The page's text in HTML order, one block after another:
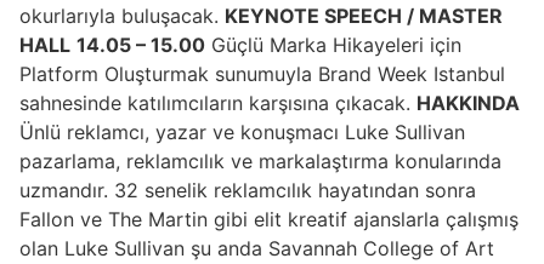
okurlarıyla buluşacak. KEYNOTE SPEECH / MASTER
HALL 14.05 – 15.00 Güçlü Marka Hikayeleri için
Platform Oluşturmak sunumuyla Brand Week Istanbul
sahnesinde katılımcıların karşısına çıkacak. HAKKINDA
Ünlü reklamcı, yazar ve konuşmacı Luke Sullivan
pazarlama, reklamcılık ve markalaştırma konularında
uzmandır. 32 senelik reklamcılık hayatından sonra
Fallon ve The Martin gibi elit kreatif ajanslarla çalışmış
olan Luke Sullivan şu anda Savannah College of Art